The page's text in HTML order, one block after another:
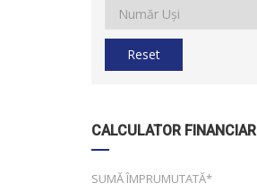
Reset
CALCULATOR FINANCIAR
SUMĂ ÎMPRUMUTATĂ*